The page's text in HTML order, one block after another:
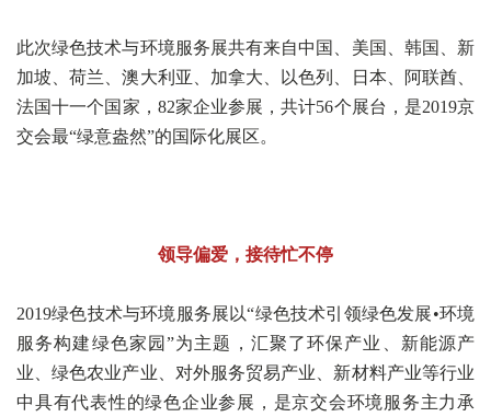
此次绿色技术与环境服务展共有来自中国、美国、韩国、新
加坡、荷兰、澳大利亚、加拿大、以色列、日本、阿联酋、
法国十一个国家，82家企业参展，共计56个展台，是2019京
交会最“绿意盎然”的国际化展区。
领导偏爱，接待忙不停
2019绿色技术与环境服务展以“绿色技术引领绿色发展•环境
服务构建绿色家园”为主题，汇聚了环保产业、新能源产
业、绿色农业产业、对外服务贸易产业、新材料产业等行业
中具有代表性的绿色企业参展，是京交会环境服务主力承